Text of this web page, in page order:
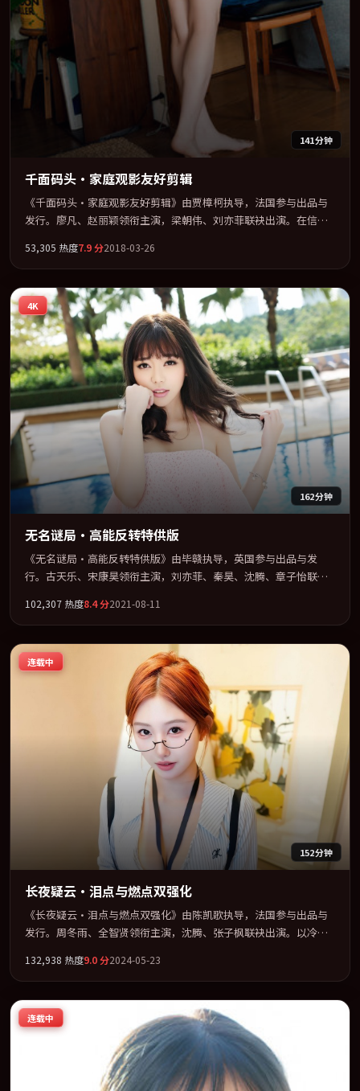
141分钟
千面码头·家庭观影友好剪辑
《千面码头·家庭观影友好剪辑》由贾樟柯执导，法国参与出品与
发行。廖凡、赵丽颖领衔主演，梁朝伟、刘亦菲联袂出演。在信任
事、表演与视听上力求统一。定于 2018-10-18 在内地院线及主流平
台同步亮相，2018 年度话题片中口碑稳健，适合喜欢强情节与人物
弧光的观众完整观看。
53,305 热度7.9分2018-03-26
4K
162分钟
无名谜局·高能反转特供版
《无名谜局·高能反转特供版》由毕赣执导，英国参与出品与发
行。古天乐、宋康昊领衔主演，刘亦菲、秦昊、沈腾、章子怡联袂
悚」类型为骨架，在叙事、表演与视听上力求统一。定于 2021-07-
15 在内地院线及主流平台同步亮相，2021 年度话题片中口碑稳健，
适合喜欢强情节与人物弧光的观众完整观看。
102,307 热度8.4分2021-08-11
连载中
152分钟
长夜疑云·泪点与燃点双强化
《长夜疑云·泪点与燃点双强化》由陈凯歌执导，法国参与出品与
发行。周冬雨、全智贤领衔主演，沈腾、张子枫联袂出演。以冷峻
叙事、表演与视听上力求统一。定于 2024-07-18 在内地院线及主流
平台同步亮相，2024 年度话题片中口碑稳健，适合喜欢强情节与人
物弧光的观众完整观看。
132,938 热度9.0分2024-05-23
连载中